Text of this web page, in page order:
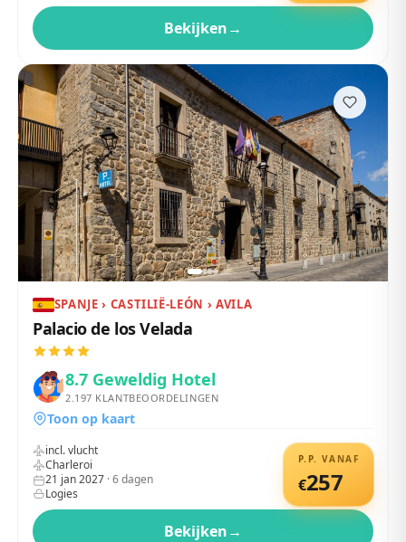
Bekijken→
SPANJE › CASTILIË-LEÓN › AVILA
Palacio de los Velada
8.7 Geweldig Hotel
2.197 KLANTBEOORDELINGEN
Toon op kaart
P.P. VANAF
€257
incl. vlucht
Charleroi
21 jan 2027 ·6dagen
Logies
Bekijken→